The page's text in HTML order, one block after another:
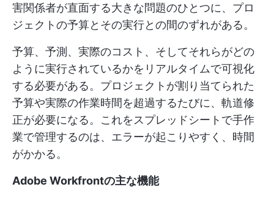
害関係者が直面する大きな問題のひとつに、プロ
ジェクトの予算とその実行との間のずれがある。
予算、予測、実際のコスト、そしてそれらがどの
ように実行されているかをリアルタイムで可視化
する必要がある。プロジェクトが割り当てられた
予算や実際の作業時間を超過するたびに、軌道修
正が必要になる。これをスプレッドシートで手作
業で管理するのは、エラーが起こりやすく、時間
がかかる。
Adobe Workfrontの主な機能